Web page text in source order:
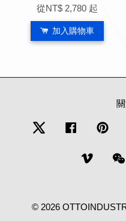
從NT$ 2,780 起
加入購物車
Twitter Facebook
Vimeo
© 2026